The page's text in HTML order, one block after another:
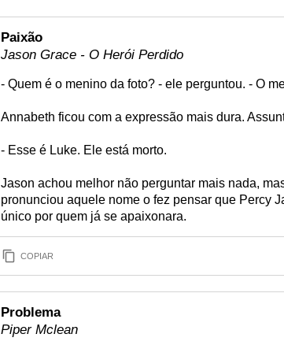
Paixão
Jason Grace - O Herói Perdido
- Quem é o menino da foto? - ele perguntou. - O
Annabeth ficou com a expressão mais dura.
- Esse é Luke. Ele está morto.
Jason achou melhor não perguntar mais nada,
pronunciou aquele nome o fez pensar que Percy
único por quem já se apaixonara.
COPIAR
Problema
Piper Mclean